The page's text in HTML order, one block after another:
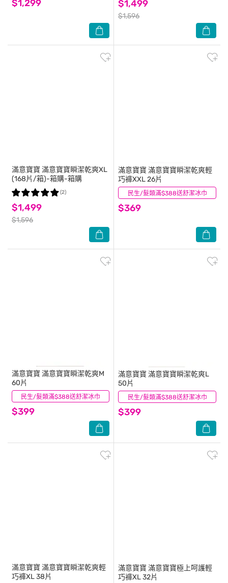
$1,299 $1,499
$1,596
滿意寶寶 滿意寶寶瞬潔乾爽XL
(168片/箱)-箱購-箱購
$1,499
$1,596
(2) 民生/髮類滿$388送舒潔冰巾
滿意寶寶 滿意寶寶瞬潔乾爽輕
巧褲XXL 26片
$369
(0)
民生/髮類滿$388送舒潔冰巾
滿意寶寶 滿意寶寶瞬潔乾爽M
60片
$399
(0) 民生/髮類滿$388送舒潔冰巾
滿意寶寶 滿意寶寶瞬潔乾爽L
50片
$399
(0)
滿意寶寶 滿意寶寶瞬潔乾爽輕
巧褲XL 38片
滿意寶寶 滿意寶寶極上呵護輕
巧褲XL 32片